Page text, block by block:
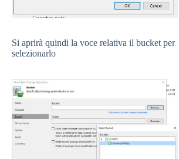
Si aprirà quindi la voce relativa il bucket per
selezionarlo